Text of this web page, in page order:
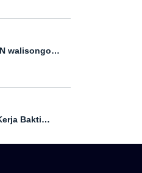
walisongo
Bakti